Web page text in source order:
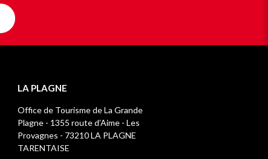
LA PLAGNE
Office de Tourisme de La Grande
Plagne - 1355 route d’Aime - Les
Provagnes - 73210 LA PLAGNE
TARENTAISE